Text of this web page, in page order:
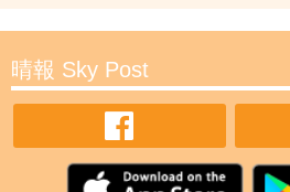
晴報 Sky Post